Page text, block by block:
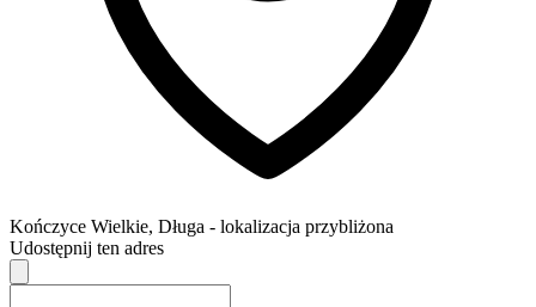
Kończyce Wielkie, Długa - lokalizacja przybliżona
Udostępnij ten adres